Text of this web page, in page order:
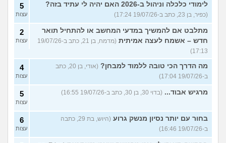
לימודי כלכלה וניהול ב-2026 האם יהיה לי עתיד בזה?
(כפיר, בן 23, כתב ב-19/07/26 17:24)
5
עצות
מתלבט אם להמשיך במדעי המחשב או להתחיל תואר
חדש – אשמח לעצה אמיתית
(מדמח, בן 21, כתב ב-19/07/26
17:13)
2
עצות
מה הדרך הכי טובה ללמוד למבחן?
(אודי, בן 20, כתב
ב-19/07/26 17:04)
4
עצות
מרגיש אבוד... (בדוי 30, בן 30, כתב ב-19/07/26 16:55) 5
עצות
בחור עם יותר נסיון מנשק גרוע
(היוש, בת 29, כתבה
ב-19/07/26 16:46)
6
עצות